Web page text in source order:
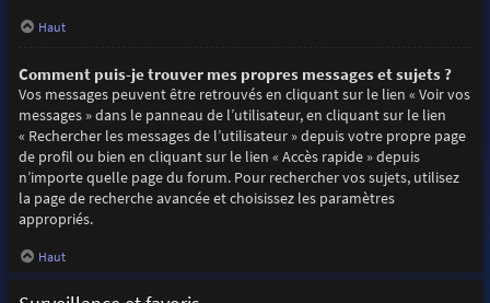
Haut
Comment puis-je trouver mes propres messages et sujets ?
Vos messages peuvent être retrouvés en cliquant sur le lien « Voir vos
messages » dans le panneau de l’utilisateur, en cliquant sur le lien
« Rechercher les messages de l’utilisateur » depuis votre propre page
de profil ou bien en cliquant sur le lien « Accès rapide » depuis
n’importe quelle page du forum. Pour rechercher vos sujets, utilisez
la page de recherche avancée et choisissez les paramètres
appropriés.
Haut